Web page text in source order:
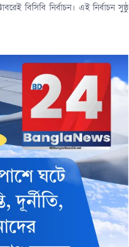
বিসিবি নির্বাচন। এই নির্বাচন সুষ্ঠু